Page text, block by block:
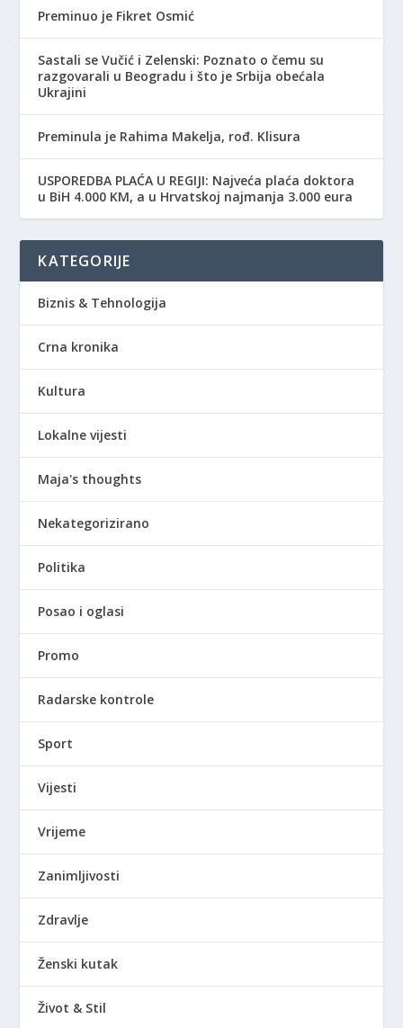
Preminuo je Fikret Osmić
Sastali se Vučić i Zelenski: Poznato o čemu su
razgovarali u Beogradu i što je Srbija obećala
Ukrajini
Preminula je Rahima Makelja, rođ. Klisura
USPOREDBA PLAĆA U REGIJI: Najveća plaća doktora
u BiH 4.000 KM, a u Hrvatskoj najmanja 3.000 eura
KATEGORIJE
Biznis & Tehnologija
Crna kronika
Kultura
Lokalne vijesti
Maja's thoughts
Nekategorizirano
Politika
Posao i oglasi
Promo
Radarske kontrole
Sport
Vijesti
Vrijeme
Zanimljivosti
Zdravlje
Ženski kutak
Život & Stil